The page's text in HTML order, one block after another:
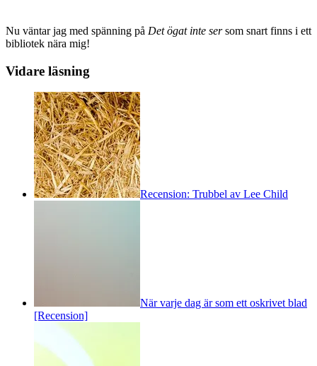
Nu väntar jag med spänning på Det ögat inte sersom snart finns i ett
bibliotek nära mig!
Vidare läsning
Recension: Trubbel av Lee Child
När varje dag är som ett oskrivet blad
[Recension]